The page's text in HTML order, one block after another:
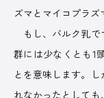
ズマとマイコプラズ
もし、バルク乳で
群には少なくとも1
とを意味します。
れなかったとして